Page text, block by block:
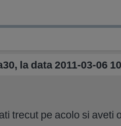
la data 2011-03-06
trecut pe acolo si aveti